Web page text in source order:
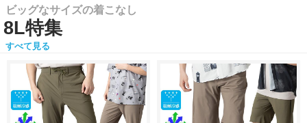
ビッグなサイズの着こなし
8L特集
すべて見る